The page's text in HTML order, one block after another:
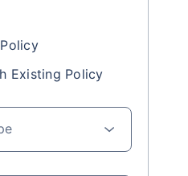
Existing Policy